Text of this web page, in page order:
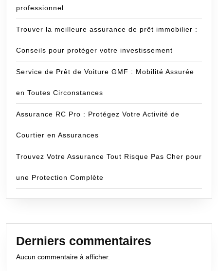
professionnel
Trouver la meilleure assurance de prêt immobilier :
Conseils pour protéger votre investissement
Service de Prêt de Voiture GMF : Mobilité Assurée
en Toutes Circonstances
Assurance RC Pro : Protégez Votre Activité de
Courtier en Assurances
Trouvez Votre Assurance Tout Risque Pas Cher pour
une Protection Complète
Derniers commentaires
Aucun commentaire à afficher.